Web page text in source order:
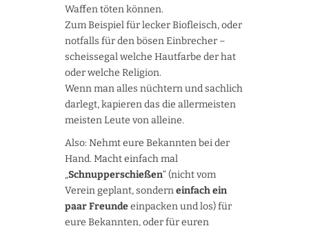
Waffen töten können.
Zum Beispiel für lecker Biofleisch, oder
notfalls für den bösen Einbrecher –
scheissegal welche Hautfarbe der hat
oder welche Religion.
Wenn man alles nüchtern und sachlich
darlegt, kapieren das die allermeisten
meisten Leute von alleine.
Also: Nehmt eure Bekannten bei der
Hand. Macht einfach mal
„Schnupperschießen“ (nicht vom
Verein geplant, sonderneinfach ein
paar Freundeeinpacken und los) für
eure Bekannten, oder für euren